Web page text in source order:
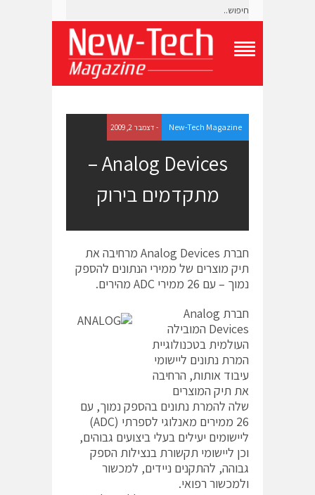
g
l
e
N
n
M
e
n
New-Tech Magazine - דצמבר 2, 2009
Analog Devices –
מתקדמים בירוק
חברת Analog Devices מרחיבה את
תיק מוצרים של ממירי הנתונים להספק
נמוך – עם 26 ממירי ADC מהירים.
חברת Analog
Devices המובילה
העולמית בטכנולוגיית
המרת נתונים ליישומי
עיבוד אותות, הרחיבה
את תיק המוצרים
שלה להמרת נתונים בהספק נמוך, עם
26 ממירים מאנלוגי לספרתי (ADC)
ליישומים יעילים בעלי ביצועים גבוהים,
וכן ליישומי תקשורת בנצילות הספק
גבוהה, להתקנים ניידים, למכשור
ולמכשור רפואי.